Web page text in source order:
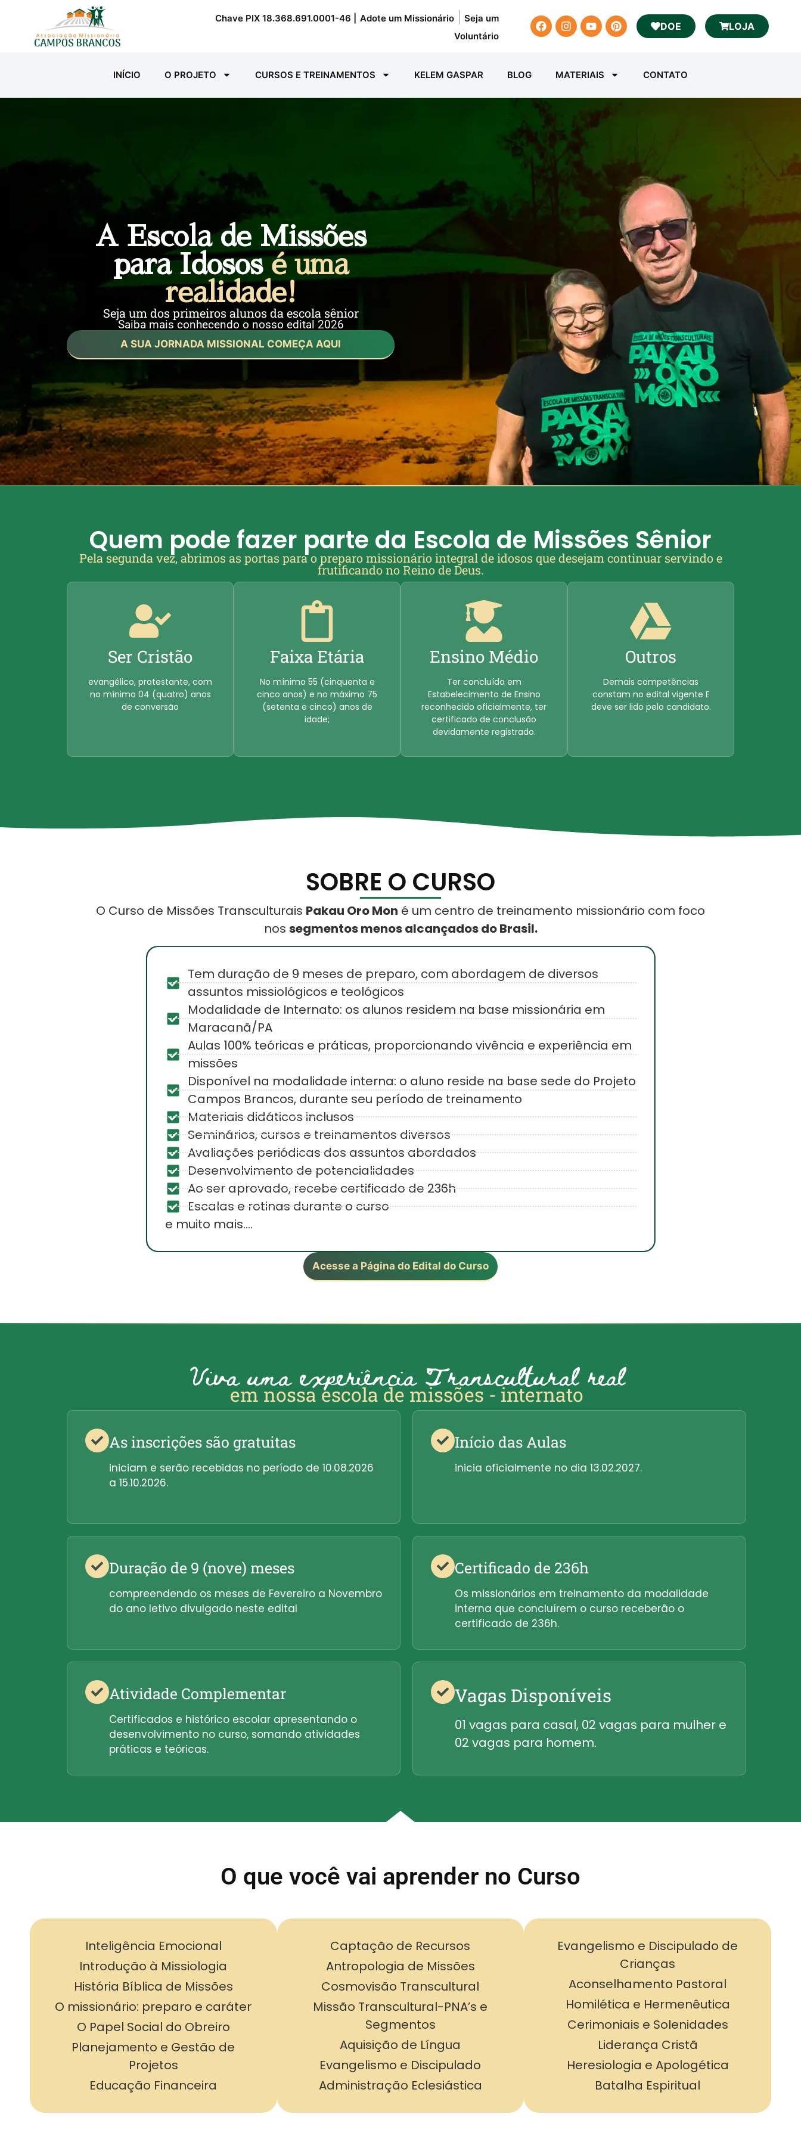
Chave PIX 18.368.691.0001-46 | Adote um Missionário|
Seja um
Voluntário
DOE LOJA
INÍCIO O PROJETO CURSOS E TREINAMENTOS KELEM GASPAR BLOG MATERIAIS CONTATO
A Escola de Missões
para Idososé uma
realidade!
Seja um dos primeiros alunos da escola sênior
Saiba mais conhecendo o nosso edital 2026
A SUA JORNADA MISSIONAL COMEÇA AQUI
Quem pode fazer parte da Escola de Missões Sênior
Pela segunda vez, abrimos as portas para o preparo missionário integral de idosos que desejam continuar servindo e
frutificando no Reino de Deus.
Ser Cristão
evangélico, protestante, com
no mínimo 04 (quatro) anos
de conversão
Faixa Etária
No mínimo 55 (cinquenta e
cinco anos) e no máximo 75
(setenta e cinco) anos de
idade;
Ensino Médio
Ter concluído em
Estabelecimento de Ensino
reconhecido oficialmente, ter
certificado de conclusão
devidamente registrado.
Outros
Demais competências
constam no edital vigente E
deve ser lido pelo candidato.
SOBRE O CURSO
O Curso de Missões Transculturais Pakau Oro Mon é um centro de treinamento missionário com foco
nos segmentos menos alcançados do Brasil.
Tem duração de 9 meses de preparo, com abordagem de diversos
assuntos missiológicos e teológicos
Modalidade de Internato: os alunos residem na base missionária em
Maracanã/PA
Aulas 100% teóricas e práticas, proporcionando vivência e experiência em
missões
Disponível na modalidade interna: o aluno reside na base sede do Projeto
Campos Brancos, durante seu período de treinamento
Materiais didáticos inclusos
Seminários, cursos e treinamentos diversos
Avaliações periódicas dos assuntos abordados
Desenvolvimento de potencialidades
Ao ser aprovado, recebe certificado de 236h
Escalas e rotinas durante o curso
e muito mais....
Acesse a Página do Edital do Curso
Viva uma experiência Transcultural real
em nossa escola de missões - internato
As inscrições são gratuitas
iniciam e serão recebidas no período de 10.08.2026
a 15.10.2026.
Início das Aulas
inicia oficialmente no dia 13.02.2027.
Duração de 9 (nove) meses
compreendendo os meses de Fevereiro a Novembro
do ano letivo divulgado neste edital
Certificado de 236h
Os missionários em treinamento da modalidade
interna que concluírem o curso receberão o
certificado de 236h.
Atividade Complementar
Certificados e histórico escolar apresentando o
desenvolvimento no curso, somando atividades
práticas e teóricas.
Vagas Disponíveis
01 vagas para casal, 02 vagas para mulher e
02 vagas para homem.
O que você vai aprender no Curso
Inteligência Emocional
Introdução à Missiologia
História Bíblica de Missões
O missionário: preparo e caráter
O Papel Social do Obreiro
Planejamento e Gestão de
Projetos
Educação Financeira
Captação de Recursos
Antropologia de Missões
Cosmovisão Transcultural
Missão Transcultural-PNA’s e
Segmentos
Aquisição de Língua
Evangelismo e Discipulado
Administração Eclesiástica
Evangelismo e Discipulado de
Crianças
Aconselhamento Pastoral
Homilética e Hermenêutica
Cerimoniais e Solenidades
Liderança Cristã
Heresiologia e Apologética
Batalha Espiritual